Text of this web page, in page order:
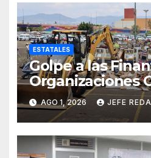
ESTATALES
Golpe a las
Organizaciones
Operativos
AGO 1, 2026 JEFE